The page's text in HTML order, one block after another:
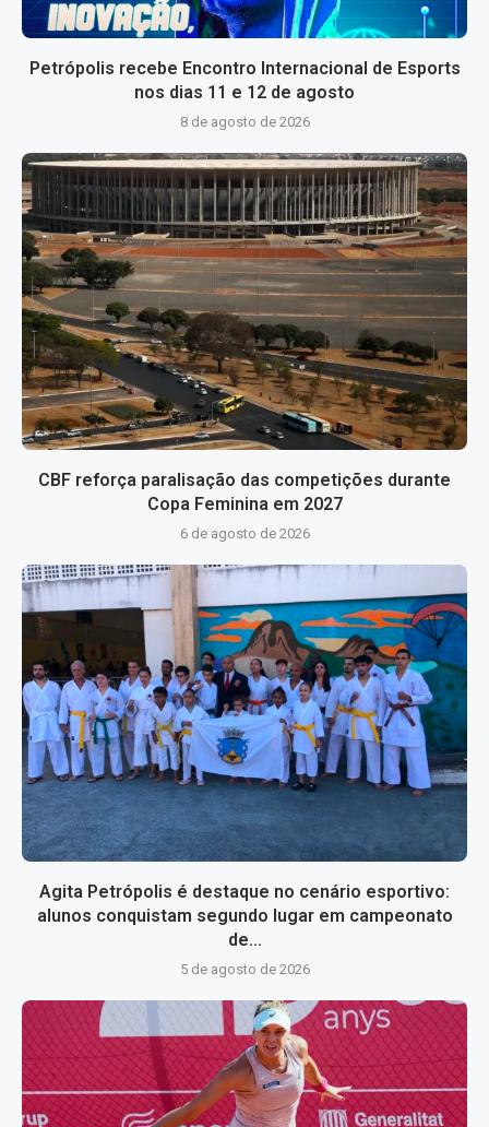
Petrópolis recebe Encontro Internacional de Esports
nos dias 11 e 12 de agosto
8 de agosto de 2026
CBF reforça paralisação das competições durante
Copa Feminina em 2027
6 de agosto de 2026
Agita Petrópolis é destaque no cenário esportivo:
alunos conquistam segundo lugar em campeonato
de...
5 de agosto de 2026